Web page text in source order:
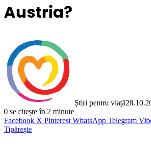
Austria?
Știri pentru viață
0 se citește în 2 minute
Facebook X Pinterest WhatsApp Telegram
Tipărește